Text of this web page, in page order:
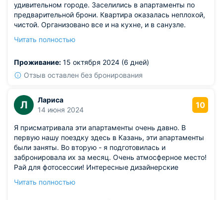
удивительном городе. Заселились в апартаменты по
предварительной брони. Квартира оказалась неплохой,
чистой. Организовано все и на кухне, и в санузле.
достопримечательности, поэтому мы без труда
Читать полностью
Проживание: 15 октября 2024 (6 дней)
Отзыв оставлен без бронирования
Л
Лариса
14 июня 2024
10
Я присматривала эти апартаменты очень давно. В
первую нашу поездку здесь в Казань, эти апартаменты
были заняты. Во вторую - я подготовилась и
забронировала их за месяц. Очень атмосферное место!
Рай для фотосессии! Интересные дизайнерские
красивые виды. На кухне предоставляется все для
Читать полностью